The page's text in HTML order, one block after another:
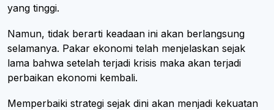
yang tinggi.
Namun, tidak berarti keadaan ini akan berlangsung
selamanya. Pakar ekonomi telah menjelaskan sejak
lama bahwa setelah terjadi krisis maka akan terjadi
perbaikan ekonomi kembali.
Memperbaiki strategi sejak dini akan menjadi kekuatan